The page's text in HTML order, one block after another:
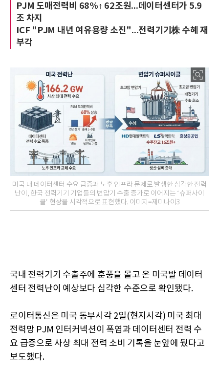
PJM 도매전력비 68%↑ 62조원...데이터센터가 5.9
조 차지
ICF "PJM 내년 여유용량 소진"...전력기기株 수혜 재
부각
미국 내 데이터센터 수요 급증과 노후 인프라 문제로 발생한 심각한 전력
난이, 한국 전력기기 기업들의 변압기 수출 증가로 이어지는 ‘슈퍼사이
클’ 현상을 시각적으로 표현했다. 이미지=제미나이3
국내 전력기기 수출주에 훈풍을 몰고 온 미국발 데이터
센터 전력난이 예상보다 심각한 수준으로 확인됐다.
로이터통신은 미국 동부시각 2일(현지시각) 미국 최대
전력망 PJM 인터커넥션이 폭염과 데이터센터 전력 수
요 급증으로 사상 최대 전력 소비 기록을 눈앞에 뒀다고
보도했다.